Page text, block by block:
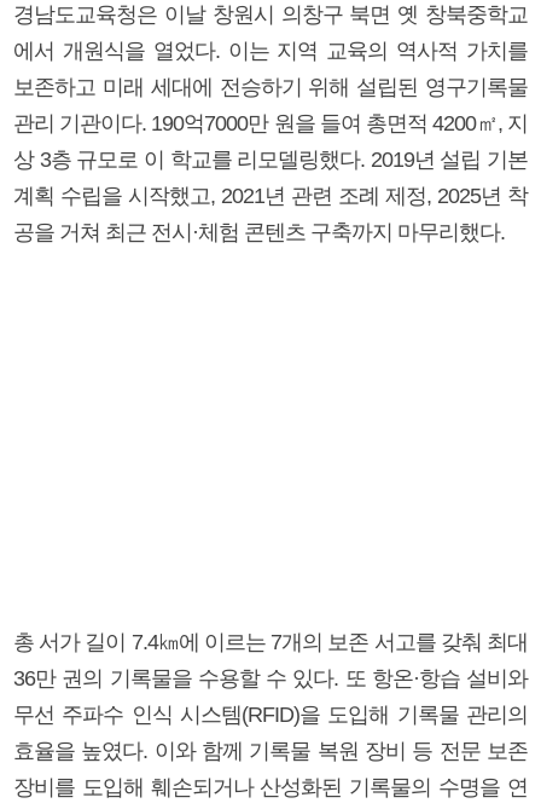
경남도교육청은 이날 창원시 의창구 북면 옛 창북중학교
에서 개원식을 열었다. 이는 지역 교육의 역사적 가치를
보존하고 미래 세대에 전승하기 위해 설립된 영구기록물
관리 기관이다. 190억7000만 원을 들여 총면적 4200㎡, 지
상 3층 규모로 이 학교를 리모델링했다. 2019년 설립 기본
계획 수립을 시작했고, 2021년 관련 조례 제정, 2025년 착
공을 거쳐 최근 전시·체험 콘텐츠 구축까지 마무리했다.
총 서가 길이 7.4㎞에 이르는 7개의 보존 서고를 갖춰 최대
36만 권의 기록물을 수용할 수 있다. 또 항온·항습 설비와
무선 주파수 인식 시스템(RFID)을 도입해 기록물 관리의
효율을 높였다. 이와 함께 기록물 복원 장비 등 전문 보존
장비를 도입해 훼손되거나 산성화된 기록물의 수명을 연